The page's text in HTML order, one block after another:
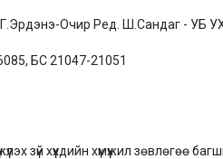
Г.Эрдэнэ-Очир Ред. Ш.Сандаг - УБ
БС 21047-21051
зүй хүүхдийн хүмүүжил зөвлөгөө